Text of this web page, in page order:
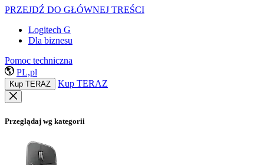
PRZEJDŹ DO GŁÓWNEJ TREŚCI
Logitech G
Dla biznesu
Pomoc techniczna
PL,pl
Kup TERAZ Kup TERAZ
Przeglądaj wg kategorii